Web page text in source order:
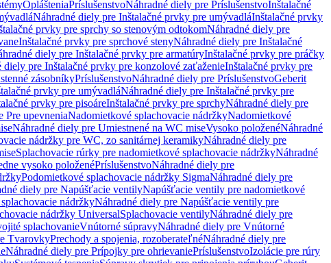
OplášteniaPríslušenstvoNáhradné diely pre PríslušenstvoInštalačné
Náhradné diely pre Inštalačné prvky pre umývadláInštalačné prvky
prvky pre sprchy so stenovým odtokomNáhradné diely pre
Inštalačné prvky pre sprchové stenyNáhradné diely pre Inštalačné
diely pre Inštalačné prvky pre armatúryInštalačné prvky pre práčky
diely pre Inštalačné prvky pre konzolové zaťaženieInštalačné prvky pre
zásobníkyPríslušenstvoNáhradné diely pre PríslušenstvoGeberit
prvky pre umývadláNáhradné diely pre Inštalačné prvky pre
prvky pre pisoáreInštalačné prvky pre sprchyNáhradné diely pre
Pre upevneniaNadomietkové splachovacie nádržkyNadomietkové
Náhradné diely pre Umiestnené na WC miseVysoko položenéNáhradné
nádržky pre WC, zo sanitárnej keramikyNáhradné diely pre
Splachovacie rúrky pre nadomietkové splachovacie nádržkyNáhradné
vysoko položenéPríslušenstvoNáhradné diely pre
Podomietkové splachovacie nádržky SigmaNáhradné diely pre
diely pre Napúšťacie ventilyNapúšťacie ventily pre nadomietkové
nádržkyNáhradné diely pre Napúšťacie ventily pre
nádržky UniversalSplachovacie ventilyNáhradné diely pre
splachovanieVnútorné súpravyNáhradné diely pre Vnútorné
TvarovkyPrechody a spojenia, rozoberateľnéNáhradné diely pre
Náhradné diely pre Prípojky pre ohrievaniePríslušenstvoIzolácie pre rúry